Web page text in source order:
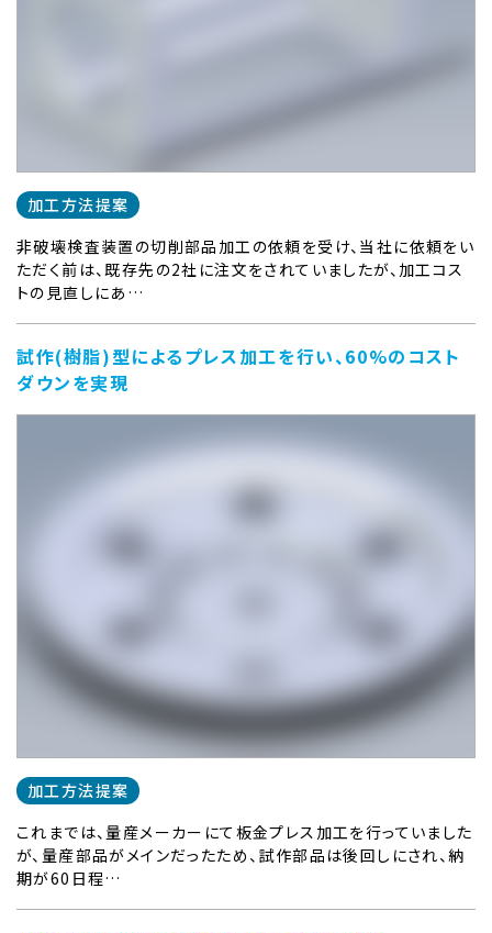
加工方法提案
非破壊検査装置の切削部品加工の依頼を受け、当社に依頼をい
ただく前は、既存先の2社に注文をされていましたが、加工コス
トの見直しにあ…
試作(樹脂)型によるプレス加工を行い、60%のコスト
ダウンを実現
加工方法提案
これまでは、量産メーカーにて板金プレス加工を行っていました
が、量産部品がメインだったため、試作部品は後回しにされ、納
期が60日程…